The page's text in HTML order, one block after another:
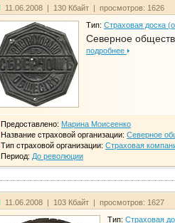
11.06.2008 | 130 Кбайт | просмотров: 1626
Тип: Страховая доска
Северное
подробнее
Предоставлено: Марина Моисеенко
Название страховой организации: Северное
Тип страховой организации: Страховая
Период: До революции
11.06.2008 | 103 Кбайт | просмотров: 1627
Тип: Страховая